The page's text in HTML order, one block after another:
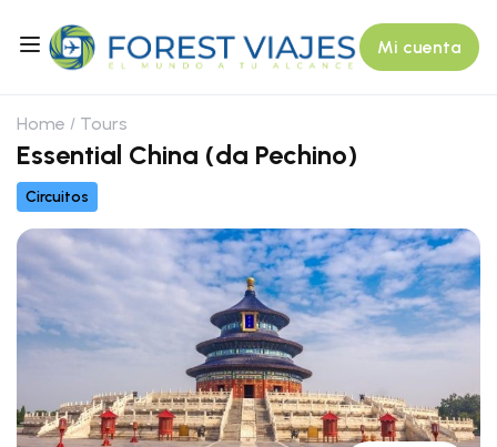
Mi cuenta
Home Tours
Essential China (da Pechino)
Circuitos